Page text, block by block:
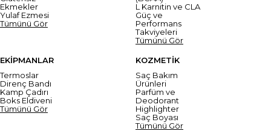
Ekmekler
Yulaf Ezmesi
Tümünü Gör
L Karnitin ve CLA
Güç ve
Performans
Takviyeleri
Tümünü Gör
EKİPMANLAR
Termoslar
Direnç Bandı
Kamp Çadırı
Boks Eldiveni
Tümünü Gör
KOZMETİK
Saç Bakım
Ürünleri
Parfüm ve
Deodorant
Highlighter
Saç Boyası
Tümünü Gör